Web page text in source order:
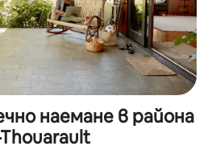
наемане в района